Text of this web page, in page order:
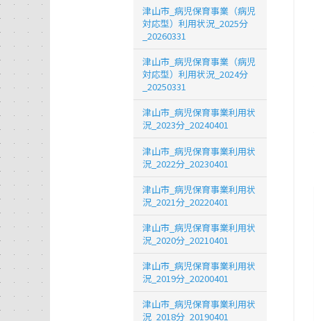
津山市_病児保育事業（病児
対応型）利用状況_2025分
_20260331
津山市_病児保育事業（病児
対応型）利用状況_2024分
_20250331
津山市_病児保育事業利用状
況_2023分_20240401
津山市_病児保育事業利用状
況_2022分_20230401
津山市_病児保育事業利用状
況_2021分_20220401
津山市_病児保育事業利用状
況_2020分_20210401
津山市_病児保育事業利用状
況_2019分_20200401
津山市_病児保育事業利用状
況_2018分_20190401